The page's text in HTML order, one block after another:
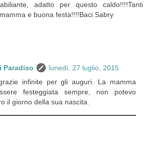
adatto per questo caldo!!!!Tanti
e buona festa!!!!Baci Sabry
Paradiso
lunedì, 27 luglio, 2015
infinite per gli auguri. La mamma
festeggiata sempre, non potevo
il giorno della sua nascita.